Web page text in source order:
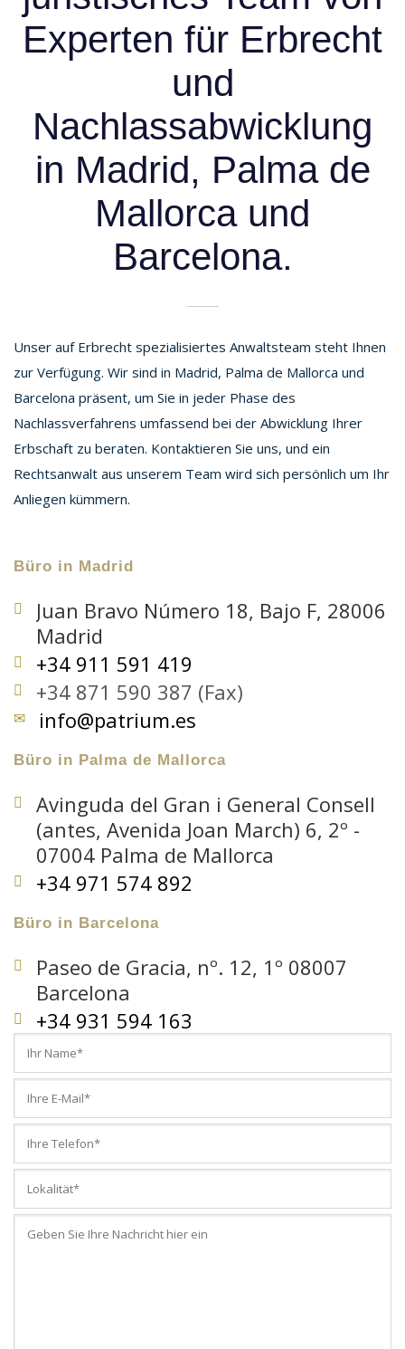
Experten für Erbrecht
und
Nachlassabwicklung
in Madrid, Palma de
Mallorca und
Barcelona.
ChatGPT
Unser auf Erbrecht spezialisiertes Anwaltsteam steht Ihnen
zur Verfügung. Wir sind in Madrid, Palma de Mallorca und
Barcelona präsent, um Sie in jeder Phase des
Nachlassverfahrens umfassend bei der Abwicklung Ihrer
Erbschaft zu beraten. Kontaktieren Sie uns, und ein
Rechtsanwalt aus unserem Team wird sich persönlich um Ihr
Anliegen kümmern.
Büro in Madrid
Juan Bravo Número 18, Bajo F, 28006
Madrid
+34 911 591 419
+34 871 590 387 (Fax)
info@patrium.es
Büro in Palma de Mallorca
Avinguda del Gran i General Consell
(antes, Avenida Joan March) 6, 2º -
07004 Palma de Mallorca
+34 971 574 892
Büro in Barcelona
Paseo de Gracia, nº. 12, 1º 08007
Barcelona
+34 931 594 163